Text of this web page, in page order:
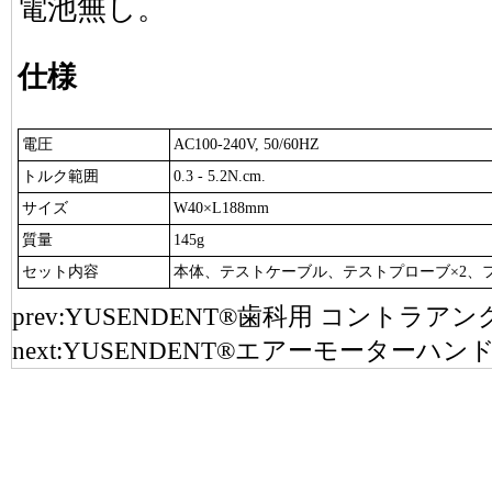
電池無し。
仕様
電圧
AC100-240V, 50/60HZ
トルク範囲
0.3 - 5.2N.cm.
サイズ
W40×L188mm
質量
145g
セット内容
本体、テストケーブル、テストプローブ×2、
prev:YUSENDENT®歯科用 コントラアン
next:YUSENDENT®エアーモーターハン